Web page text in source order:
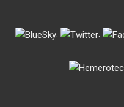
. .